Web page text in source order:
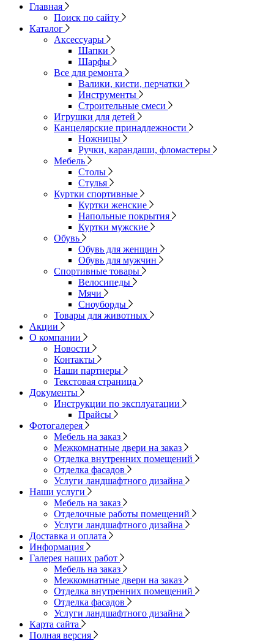
Главная
Поиск по сайту
Каталог
Аксессуары
Шапки
Шарфы
Все для ремонта
Валики, кисти, перчатки
Инструменты
Строительные смеси
Игрушки для детей
Канцелярские принадлежности
Ножницы
Ручки, карандаши, фломастеры
Мебель
Столы
Стулья
Куртки спортивные
Куртки женские
Напольные покрытия
Куртки мужские
Обувь
Обувь для женщин
Обувь для мужчин
Спортивные товары
Велосипеды
Мячи
Сноуборды
Товары для животных
Акции
О компании
Новости
Контакты
Наши партнеры
Текстовая страница
Документы
Инструкции по эксплуатации
Прайсы
Фотогалерея
Мебель на заказ
Межкомнатные двери на заказ
Отделка внутренних помещений
Отделка фасадов
Услуги ландшафтного дизайна
Наши услуги
Мебель на заказ
Отделочные работы помещений
Услуги ландшафтного дизайна
Доставка и оплата
Информация
Галерея наших работ
Мебель на заказ
Межкомнатные двери на заказ
Отделка внутренних помещений
Отделка фасадов
Услуги ландшафтного дизайна
Карта сайта
Полная версия